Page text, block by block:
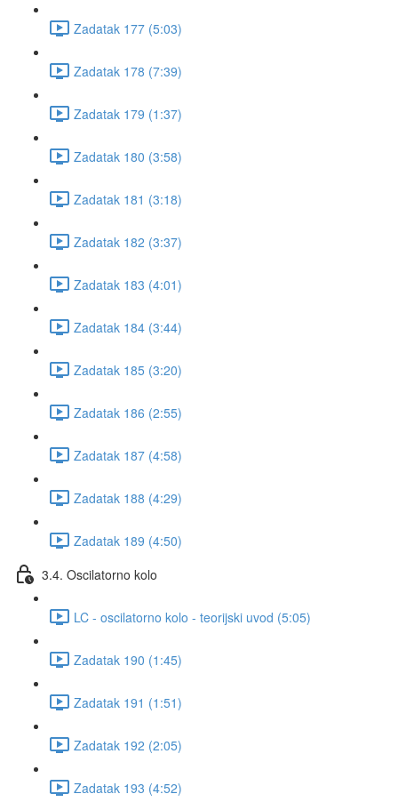
Zadatak 177 (5:03)
Zadatak 178 (7:39)
Zadatak 179 (1:37)
Zadatak 180 (3:58)
Zadatak 181 (3:18)
Zadatak 182 (3:37)
Zadatak 183 (4:01)
Zadatak 184 (3:44)
Zadatak 185 (3:20)
Zadatak 186 (2:55)
Zadatak 187 (4:58)
Zadatak 188 (4:29)
Zadatak 189 (4:50)
3.4. Oscilatorno kolo
LC - oscilatorno kolo - teorijski uvod (5:05)
Zadatak 190 (1:45)
Zadatak 191 (1:51)
Zadatak 192 (2:05)
Zadatak 193 (4:52)